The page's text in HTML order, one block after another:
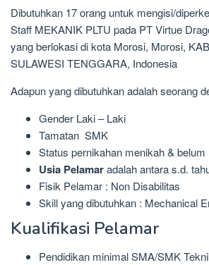
Dibutuhkan 17 orang untuk mengisi/
Staff MEKANIK PLTU pada PT Virtue
yang berlokasi di kota Morosi, Morosi,
SULAWESI TENGGARA, Indonesia
Adapun yang dibutuhkan adalah seorang
Gender Laki – Laki
Tamatan SMK
Status pernikahan menikah & belum
Usia Pelamaradalah antara s.d.
Fisik Pelamar : Non Disabilitas
Skill yang dibutuhkan : Mechanical
Kualifikasi Pelamar
Pendidikan minimal SMA/SMK